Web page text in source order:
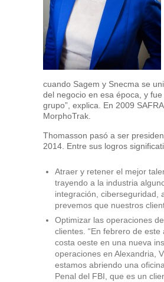
cuando Sagem y Snecma se
del negocio en esa época, y
grupo”, explica. En 2009
MorphoTrak.
Thomasson pasó a ser
2014. Entre sus logros
Atraer y retener el mejor
trayendo a la industria
integración, ciberseguridad,
prevemos que nuestros
Optimizar las operaciones
clientes. “En febrero de
costa oeste en una nueva
operaciones en Alexandria,
estamos abriendo una
Penal del FBI, que es un